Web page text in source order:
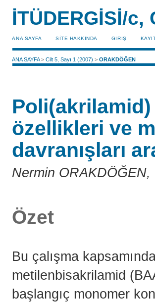
İTÜDERGİSİ/c,
ANA SAYFA SİTE HAKKINDA GIRIŞ
ANA SAYFA>Cilt 5, Sayı 1 (2007) >ORAKDÖĞEN
özellikleri ve
davranışları
Nermin ORAKDÖĞEN,
Özet
Bu çalışma
metilenbisakrilamid
başlangıç monomer